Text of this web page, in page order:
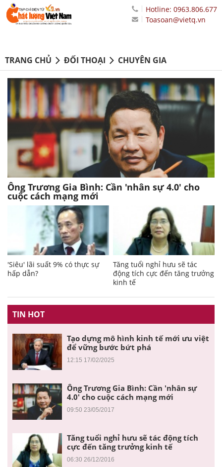
Hotline: 0963.806.677
Toasoan@vietq.vn
TRANG CHỦ ĐỐI THOẠI CHUYÊN GIA
Ông Trương Gia Bình: Cần 'nhân sự 4.0' cho
cuộc cách mạng mới
'Siêu' lãi suất 9% có thực sự
hấp dẫn?
Tăng tuổi nghỉ hưu sẽ tác
động tích cực đến tăng trưởng
kinh tế
TIN HOT
Tạo dựng mô hình kinh tế mới ưu việt
để vững bước bứt phá
12:15 17/02/2025
Ông Trương Gia Bình: Cần 'nhân sự
4.0' cho cuộc cách mạng mới
09:50 23/05/2017
Tăng tuổi nghỉ hưu sẽ tác động tích
cực đến tăng trưởng kinh tế
06:30 26/12/2016